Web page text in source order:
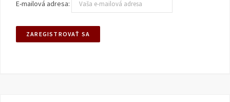
E-mailová adresa: